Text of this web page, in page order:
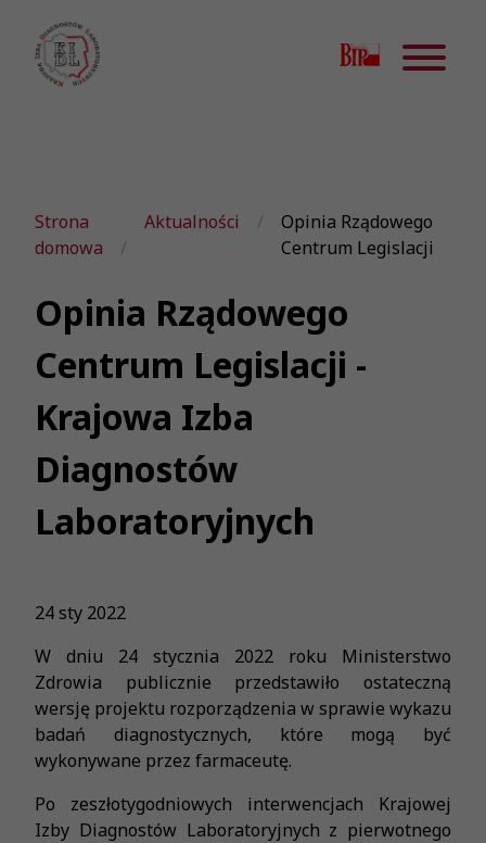
Strona
domowa
Aktualności
Opinia Rządowego
Centrum Legislacji
Opinia Rządowego
Centrum Legislacji -
Krajowa Izba
Diagnostów
Laboratoryjnych
24 sty 2022
W dniu 24 stycznia 2022 roku Ministerstwo
Zdrowia publicznie przedstawiło ostateczną
wersję projektu rozporządzenia w sprawie wykazu
badań diagnostycznych, które mogą być
wykonywane przez farmaceutę.
Po zeszłotygodniowych interwencjach Krajowej
Izby Diagnostów Laboratoryjnych z pierwotnego